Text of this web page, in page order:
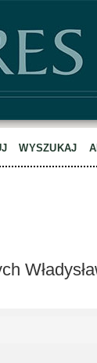
WYSZUKAJ